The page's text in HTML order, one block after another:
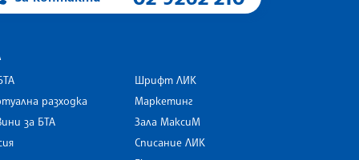
разходка
за БТА
Шрифт ЛИК
Маркетинг
Зала МаксиМ
Списание ЛИК